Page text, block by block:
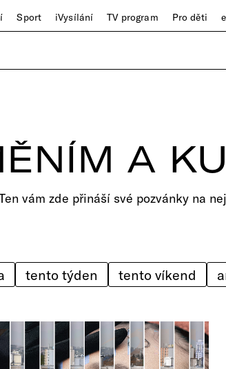
Sport iVysílání TV program Pro děti
A
vám zde přináší své pozvánky na
tento týden tento víkend